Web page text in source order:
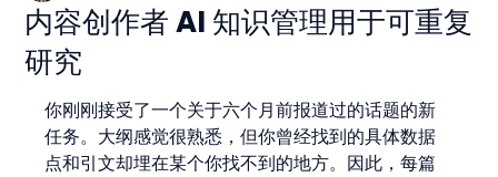
内容创作者 AI 知识管理用于可重复
研究
你刚刚接受了一个关于六个月前报道过的话题的新
任务。大纲感觉很熟悉，但你曾经找到的具体数据
点和引文却埋在某个你找不到的地方。因此，每篇